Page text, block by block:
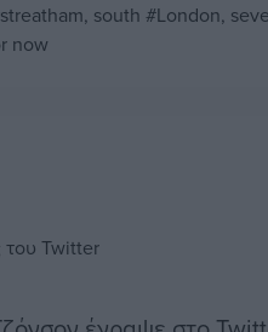
streatham, south #London,
now
του Twitter